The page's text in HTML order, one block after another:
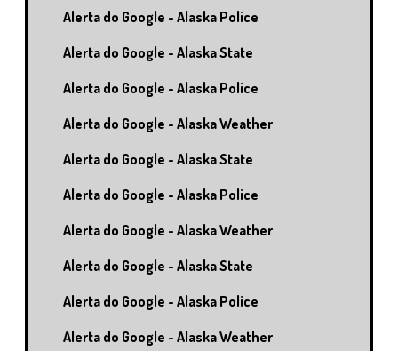
Alerta do Google - Alaska Police
Alerta do Google - Alaska State
Alerta do Google - Alaska Police
Alerta do Google - Alaska Weather
Alerta do Google - Alaska State
Alerta do Google - Alaska Police
Alerta do Google - Alaska Weather
Alerta do Google - Alaska State
Alerta do Google - Alaska Police
Alerta do Google - Alaska Weather